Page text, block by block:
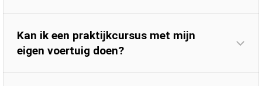
Kan ik een praktijkcursus met mijn
eigen voertuig doen?